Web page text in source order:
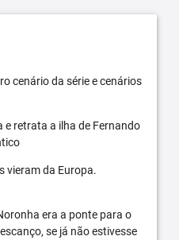
cenário da série e cenários
e retrata a ilha de Fernando
vieram da Europa.
era a ponte para o
se já não estivesse